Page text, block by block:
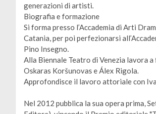
generazioni di artisti.
Biografia e formazione
Si forma presso l’Accademia di Arti
Catania, per poi perfezionarsi
Pino Insegno.
Alla Biennale Teatro di Venezia lavora
Oskaras Koršunovas e Álex Rigola.
Approfondisce il lavoro attoriale con
Nel 2012 pubblica la sua opera prima,